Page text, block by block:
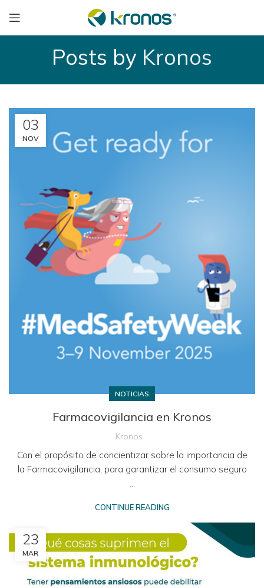
Posts by Kronos
03
NOV
NOTICIAS
Farmacovigilancia en Kronos
Kronos
Con el propósito de concientizar sobre la importancia de
la Farmacovigilancia, para garantizar el consumo seguro
CONTINUE READING
23
MAR